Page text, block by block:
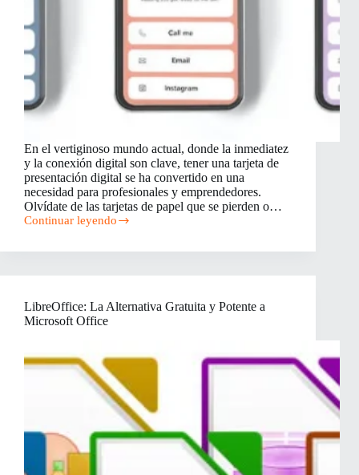
En el vertiginoso mundo actual, donde la inmediatez
y la conexión digital son clave, tener una tarjeta de
presentación digital se ha convertido en una
necesidad para profesionales y emprendedores.
Olvídate de las tarjetas de papel que se pierden o…
Continuar leyendo
Cómo
tu
Digital
Gratis
LibreOffice: La Alternativa Gratuita y Potente a
Microsoft Office